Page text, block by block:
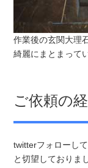
作業後の玄関大理
綺麗にまとまって
ご依頼の
twitterフォローし
と切望しておりま